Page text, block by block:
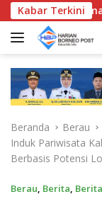
a
Kabar Terkini
Kecamatan
Beranda Berau
Induk Pariwisata
Berbasis Potensi
Berau, Berita,